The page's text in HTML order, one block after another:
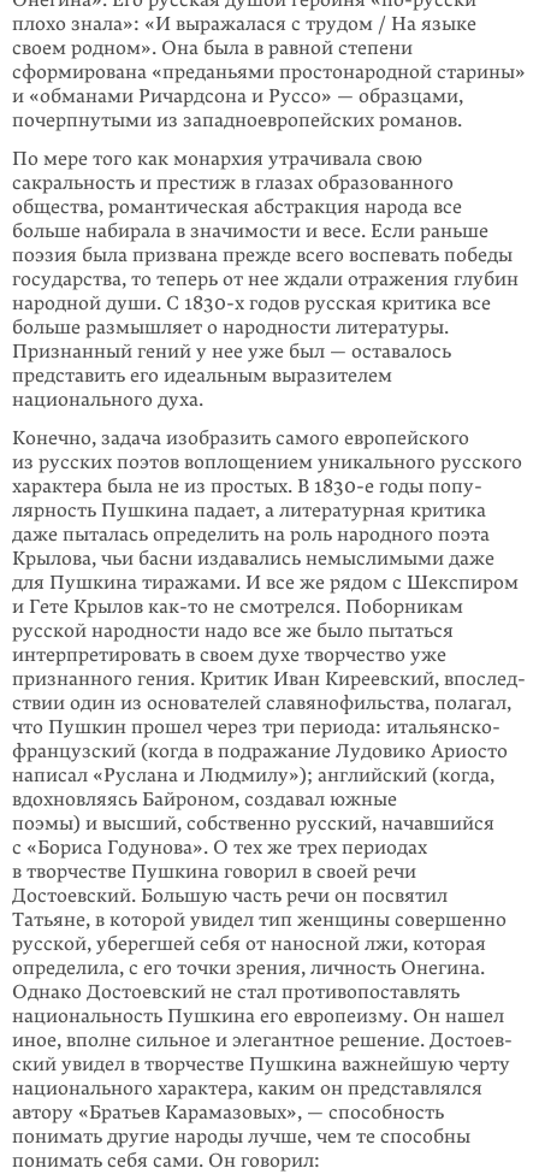
плохо знала»: «И выражалася с трудом / На языке
своем родном». Она была в равной сте­пени
сформирована «преданьями простонародной старины»
и «обманами Ричард­сона и Руссо» — образцами,
почерпнутыми из западноевропейских рома­нов.
По мере того как монархия утрачивала свою
сакральность и престиж в глазах образованного
общества, романтическая абстракция народа все
больше наби­рала в значимости и весе. Если раньше
поэзия была призвана прежде всего вос­певать победы
государства, то теперь от нее ждали отражения глубин
народ­­ной души. С 1830-х годов русская критика все
больше размышляет о на­род­ности ли­тературы.
Признанный гений у нее уже был — оставалось
предста­вить его идеальным выразителем
национального духа.
Конечно, задача изобра­зить самого европейского
из русских поэтов вопло­ще­нием уникального русского
характера была не из простых. В 1830-е годы попу­
лярность Пушкина падает, а литературная критика
даже пыталась опре­делить на роль народного поэта
Крылова, чьи басни издавались немыслимыми даже
для Пушкина тира­жами. И все же рядом с Шекспиром
и Гете Крылов как-то не смотрелся. Побор­никам
русской народности надо все же было пы­таться
интерпретировать в сво­ем духе творчество уже
признанного гения. Критик Иван Киреевский, впослед­
ствии один из основателей славянофильства, пола­гал,
что Пушкин прошел через три периода: итальянско-
французский (когда в подражание Лудовико Ариосто
написал «Руслана и Людмилу»); ан­глий­ский (когда,
вдохновляясь Байроном, создавал южные
поэмы) и высший, собственно русский, начавшийся
с «Бориса Годунова». О тех же трех периодах
в творчестве Пушкина говорил в своей речи
Достоевский. Большую часть речи он посвятил
Татьяне, в которой увидел тип женщины совершенно
русской, уберегшей себя от наносной лжи, которая
определила, с его точки зрения, личность Онегина.
Однако Достоев­ский не стал противопоставлять
нацио­наль­ность Пушкина его европеизму. Он нашел
иное, вполне сильное и элегантное решение. Достоев­
ский увидел в творчестве Пушкина важнейшую черту
нацио­нального харак­тера, каким он представлялся
автору «Братьев Карамазовых», — способность
понимать другие народы лучше, чем те способны
понимать себя сами. Он говорил: